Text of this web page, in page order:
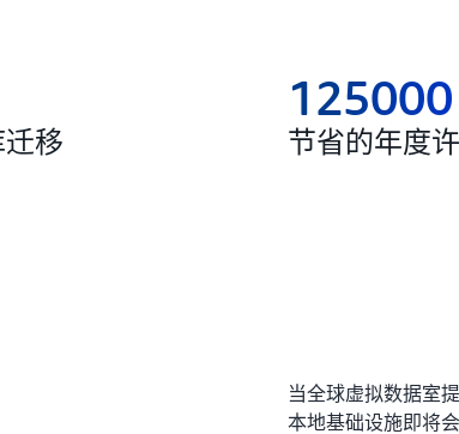
移 节省的年度
当全球虚拟数据室
本地基础设施即将